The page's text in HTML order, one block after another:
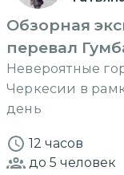
Обзорная
перевал
Невероятные
Черкесии в
день
12 часов
до 5 человек